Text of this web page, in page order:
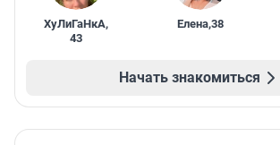
ХуЛиГаНкА,
43
Елена,38
Начать знакомиться